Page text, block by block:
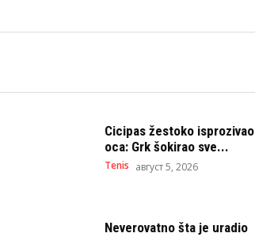
Cicipas žestoko isprozivao
oca: Grk šokirao sve...
Tenis август 5, 2026
Neverovatno šta je uradio